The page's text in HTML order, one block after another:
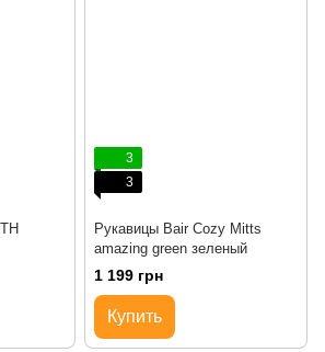
3
3
Рукавицы Bair Cozy Mitts
amazing green зеленый
1 199 грн
Купить